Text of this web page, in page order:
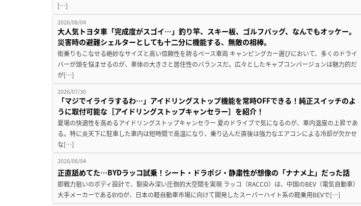
[…]
2026/08/04
大人気トヨタ車「完成度がスゴイ…」釣り竿、スキー板、ゴルフバッグ、なんでもオッケー。
災害時の避難シェルターとしても十二分に機能する、無敵の相棒。
街乗りもこなせる絶妙なサイズと高い信頼性を誇るベース車両 キャンピングカー選びにおいて、多くのドライ
バーが頭を悩ませるのが、車体の大きさと居住性のバランスだ。広々としたキャブコンバージョンは魅力的だ
が[…]
2026/07/30
「マジでイライラするわ…」アイドリングストップ機能を常時OFFできる！純正スイッチのよ
うに取付可能な［アイドリングストップキャンセラー］を紹介！
夏場の快適性を高めるアイドリングストップキャンセラー 夏のドライブで気になるのが、車内温度の上昇であ
る。特に炎天下に駐車した車内は短時間で高温になり、乗り込んだ直後は強力なエアコンによる冷却が欠かせ
な[…]
2026/08/04
正直舐めてた…BYDラッコ試乗！シート・ドラポジ・静粛性が想像の「ナナメ上」だった話
即戦力狙いのボディ設計で、馴染み深い圧倒的大空間を実現 ラッコ（RACCO）は、中国のBEV（電気自動車）
大手メーカーであるBYDが、日本の軽自動車市場に向けて開発したスーパーハイト系の軽乗用BEVで[…]